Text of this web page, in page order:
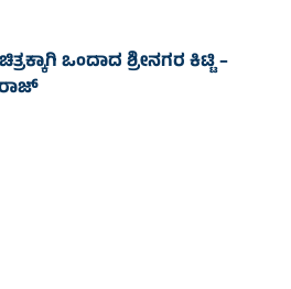
ಒಂದಾದ ಶ್ರೀನಗರ ಕಿಟ್ಟಿ –